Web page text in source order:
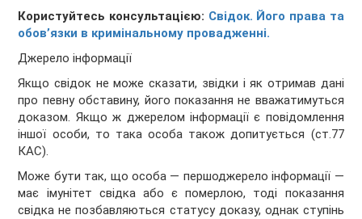
Користуйтесь консультацією: Свідок. Його права та
обов’язки в кримінальному провадженні.
Джерело інформації
Якщо свідок не може сказати, звідки і як отримав дані
про певну обставину, його показання не вважатимуться
доказом. Якщо ж джерелом інформації є повідомлення
іншої особи, то така особа також допитується (ст.77
КАС).
Може бути так, що особа — першоджерело інформації —
має імунітет свідка або є померлою, тоді показання
свідка не позбавляються статусу доказу, однак ступінь